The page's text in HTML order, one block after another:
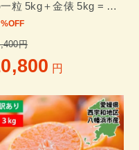
粒 5kg＋金俵 5kg = 合
%OFF
円
円